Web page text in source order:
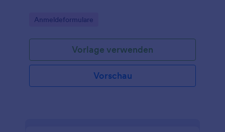
Go to Category:
Anmeldeformulare
Vorlage verwenden
Vorschau